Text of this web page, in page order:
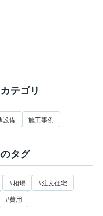
テゴリ
設備 施工事例
タグ
#相場 #注文住宅
#費用